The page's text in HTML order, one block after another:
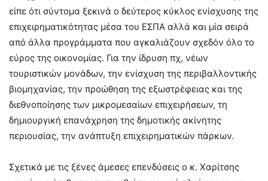
είπε ότι σύντομα ξεκινά ο δεύτερος κύκλος ενίσχυσης της
επιχειρηματικότητας μέσα του ΕΣΠΑ αλλά και μία σειρά
από άλλα προγράμματα που αγκαλιάζουν σχεδόν όλο το
εύρος της οικονομίας. Για την ίδρυση πχ, νέων
τουριστικών μονάδων, την ενίσχυση της περιβαλλοντικής
βιομηχανίας, την προώθηση της εξωστρέφειας και της
διεθνοποίησης των μικρομεσαίων επιχειρήσεων, τη
δημιουργική επανάχρηση της δημοτικής ακίνητης
περιουσίας, την ανάπτυξη επιχειρηματικών πάρκων.
Σχετικά με τις ξένες άμεσες επενδύσεις ο κ. Χαρίτσης